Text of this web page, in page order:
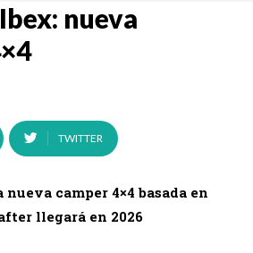
nueva
TWITTER
camper 4×4 basada en
llegará en 2026